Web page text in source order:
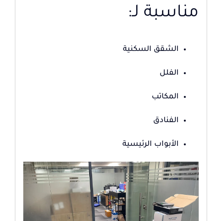
مناسبة لـ:
الشقق السكنية
الفلل
المكاتب
الفنادق
الأبواب الرئيسية